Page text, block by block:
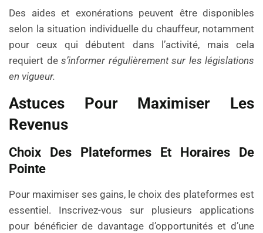
Des aides et exonérations peuvent être disponibles
selon la situation individuelle du chauffeur, notamment
pour ceux qui débutent dans l’activité, mais cela
requiert de s’informer régulièrement sur les législations
en vigueur.
Astuces Pour Maximiser Les
Revenus
Choix Des Plateformes Et Horaires De
Pointe
Pour maximiser ses gains, le choix des plateformes est
essentiel. Inscrivez-vous sur plusieurs applications
pour bénéficier de davantage d’opportunités et d’une